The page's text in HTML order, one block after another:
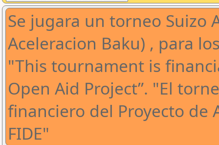
Se jugara un torneo Suizo
Aceleracion Baku) , para
"This tournament is
Open Aid Project”. "El
financiero del Proyecto de
FIDE"